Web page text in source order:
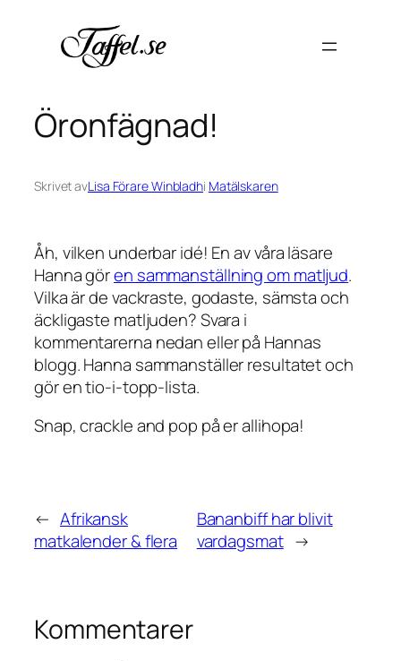
innehåll
Öronfägnad!
Skrivet avLisa Förare Winbladhi Matälskaren
Åh, vilken underbar idé! En av våra läsare
Hanna gören sammanställning om matljud.
Vilka är de vackraste, godaste, sämsta och
äckligaste matljuden? Svara i
kommentarerna nedan eller på Hannas
blogg. Hanna sammanställer resultatet och
gör en tio-i-topp-lista.
Snap, crackle and pop på er allihopa!
← Afrikansk
matkalender & flera
Bananbiff har blivit
vardagsmat →
Kommentarer